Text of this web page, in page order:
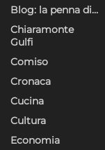
Blog: la penna di…
Chiaramonte
Gulfi
Comiso
Cronaca
Cucina
Cultura
Economia